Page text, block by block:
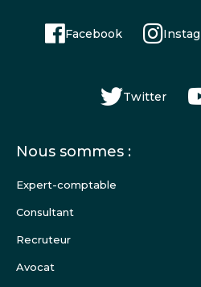
Facebook
Twitter
Menu
de
Nous sommes :
Expert-comptable
Consultant
Recruteur
Avocat